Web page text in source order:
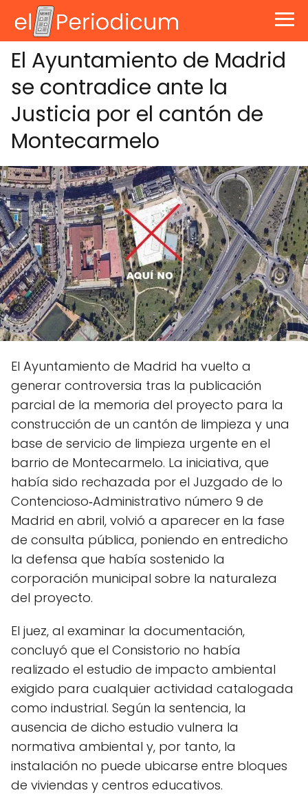
El Ayuntamiento de Madrid
se contradice ante la
Justicia por el cantón de
Montecarmelo
El Ayuntamiento de Madrid ha vuelto a
generar controversia tras la publicación
parcial de la memoria del proyecto para la
construcción de un cantón de limpieza y una
base de servicio de limpieza urgente en el
barrio de Montecarmelo. La iniciativa, que
había sido rechazada por el Juzgado de lo
Contencioso‑Administrativo número 9 de
Madrid en abril, volvió a aparecer en la fase
de consulta pública, poniendo en entredicho
la defensa que había sostenido la
corporación municipal sobre la naturaleza
del proyecto.
El juez, al examinar la documentación,
concluyó que el Consistorio no había
realizado el estudio de impacto ambiental
exigido para cualquier actividad catalogada
como industrial. Según la sentencia, la
ausencia de dicho estudio vulnera la
normativa ambiental y, por tanto, la
instalación no puede ubicarse entre bloques
de viviendas y centros educativos.